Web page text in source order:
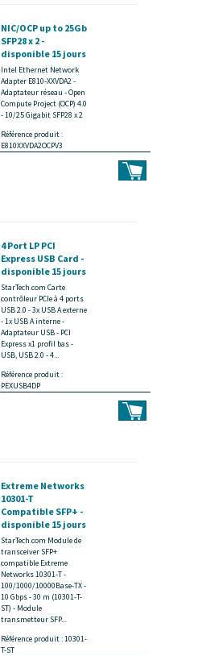
NIC/OCP up to 25Gb
SFP28 x 2 -
disponible 15 jours
Intel Ethernet Network
Adapter E810-XXVDA2 -
Adaptateur réseau - Open
Compute Project (OCP) 4.0
- 10/25 Gigabit SFP28 x 2
Référence produit :
E810XXVDA2OCPV3
4 Port LP PCI
Express USB Card -
disponible 15 jours
StarTech.com Carte
contrôleur PCIe à 4 ports
USB 2.0 - 3x USB A externe
- 1x USB A interne -
Adaptateur USB - PCI
Express x1 profil bas -
USB, USB 2.0 - 4...
Référence produit :
PEXUSB4DP
Extreme Networks
10301-T
Compatible SFP+ -
disponible 15 jours
StarTech.com Module de
transceiver SFP+
compatible Extreme
Networks 10301-T -
100/1000/10000Base-TX -
10 Gbps - 30 m (10301-T-
ST) - Module
transmetteur SFP...
Référence produit : 10301-
T-ST